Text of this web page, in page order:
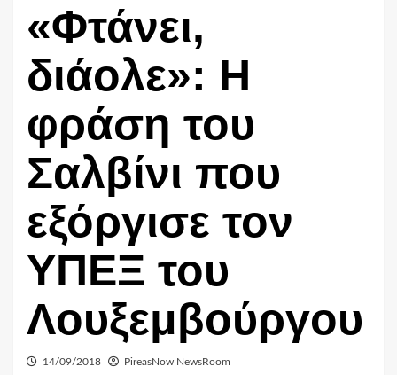
«Φτάνει,
διάολε»: Η
φράση του
Σαλβίνι που
εξόργισε τον
ΥΠΕΞ του
Λουξεμβούργου
14/09/2018 PireasNow NewsRoom